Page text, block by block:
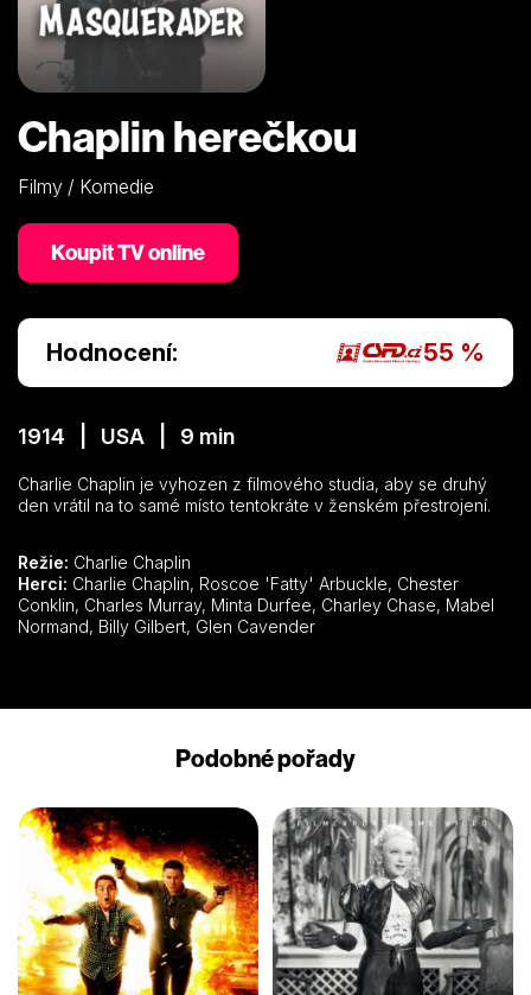
Chaplin herečkou
Filmy / Komedie
Koupit TV online
Hodnocení: 55 %
1914 | USA | 9 min
Charlie Chaplin je vyhozen z filmového studia, aby se druhý
den vrátil na to samé místo tentokráte v ženském přestrojení.
Režie: Charlie Chaplin
Herci:
Conklin, Charles Murray, Minta Durfee, Charley Chase, Mabel
Normand, Billy Gilbert, Glen Cavender
Podobné pořady